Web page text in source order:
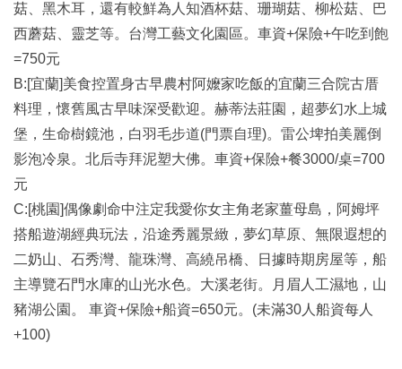
菇、黑木耳，還有較鮮為人知酒杯菇、珊瑚菇、柳松菇、巴
西蘑菇、靈芝等。台灣工藝文化園區。車資+保險+午吃到飽
=750元
B:[宜蘭]美食控置身古早農村阿嬤家吃飯的宜蘭三合院古厝
料理，懷舊風古早味深受歡迎。赫蒂法莊園，超夢幻水上城
堡，生命樹鏡池，白羽毛步道(門票自理)。雷公埤拍美麗倒
影泡冷泉。北后寺拜泥塑大佛。車資+保險+餐3000/桌=700
元
C:[桃園]偶像劇命中注定我愛你女主角老家薑母島，阿姆坪
搭船遊湖經典玩法，沿途秀麗景緻，夢幻草原、無限遐想的
二奶山、石秀灣、龍珠灣、高繞吊橋、日據時期房屋等，船
主導覽石門水庫的山光水色。大溪老街。月眉人工濕地，山
豬湖公園。 車資+保險+船資=650元。(未滿30人船資每人
+100)